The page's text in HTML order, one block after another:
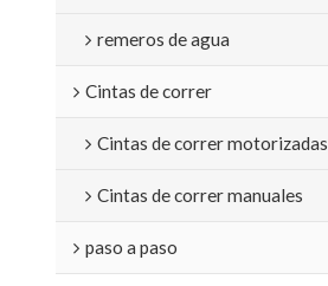
remeros de agua
Cintas de correr
Cintas de correr motorizadas
Cintas de correr manuales
paso a paso